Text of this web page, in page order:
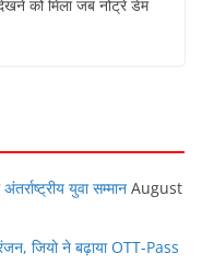
dको मिला जब नोट्रे डेम
युवा सम्मान August
जियो ने बढ़ाया OTT-Pass